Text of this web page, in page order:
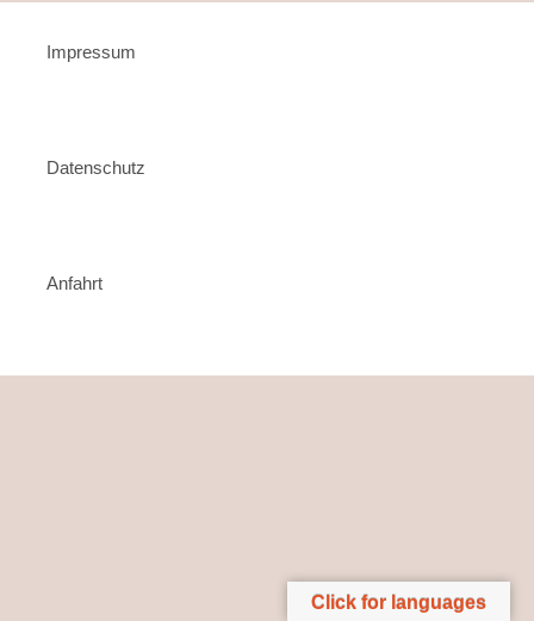
Impressum
Datenschutz
Anfahrt
Click for languages